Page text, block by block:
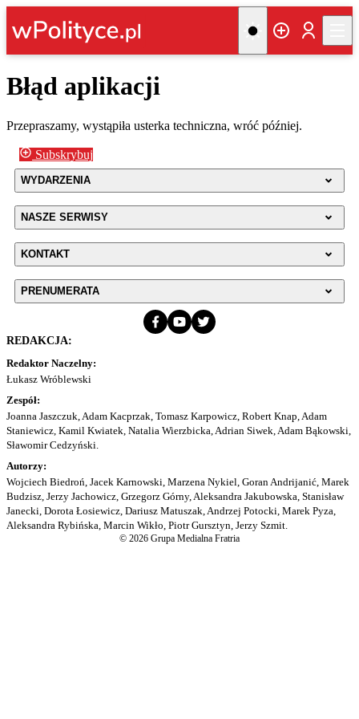
Błąd aplikacji
Przepraszamy, wystąpiła usterka techniczna, wróć później.
Subskrybuj
WYDARZENIA
NASZE SERWISY
KONTAKT
PRENUMERATA
REDAKCJA:
Redaktor Naczelny:
Łukasz Wróblewski
Zespół:
Joanna Jaszczuk, Adam Kacprzak, Tomasz Karpowicz, Robert Knap, Adam
Staniewicz, Kamil Kwiatek, Natalia Wierzbicka, Adrian Siwek, Adam Bąkowski,
Sławomir Cedzyński.
Autorzy:
Wojciech Biedroń, Jacek Karnowski, Marzena Nykiel, Goran Andrijanić, Marek
Budzisz, Jerzy Jachowicz, Grzegorz Górny, Aleksandra Jakubowska, Stanisław
Janecki, Dorota Łosiewicz, Dariusz Matuszak, Andrzej Potocki, Marek Pyza,
Aleksandra Rybińska, Marcin Wikło, Piotr Gursztyn, Jerzy Szmit.
© 2026 Grupa Medialna Fratria